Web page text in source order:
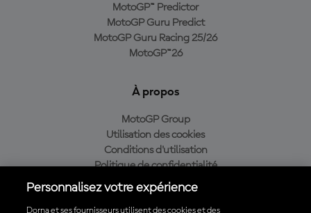
MotoGP™ Predictor
MotoGP Guru Predict
MotoGP Guru Racing 25/26
MotoGP™26
À propos
MotoGP Group
Utilisation des cookies
Conditions d'utilisation
Politique de confidentialité
Politique d’achat
Personnalisez votre expérience
Dorna et ses fournisseurs utilisent des cookies et des